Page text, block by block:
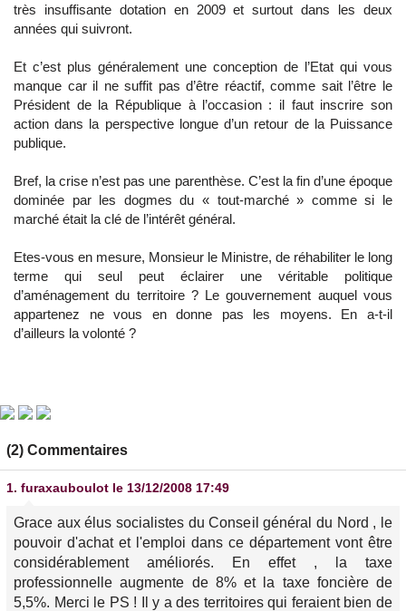
très insuffisante dotation en 2009 et surtout dans les deux
années qui suivront.
Et c’est plus généralement une conception de l’Etat qui vous
manque car il ne suffit pas d’être réactif, comme sait l’être le
Président de la République à l’occasion : il faut inscrire son
action dans la perspective longue d’un retour de la Puissance
publique.
Bref, la crise n’est pas une parenthèse. C’est la fin d’une époque
dominée par les dogmes du « tout-marché » comme si le
marché était la clé de l’intérêt général.
Etes-vous en mesure, Monsieur le Ministre, de réhabiliter le long
terme qui seul peut éclairer une véritable politique
d’aménagement du territoire ? Le gouvernement auquel vous
appartenez ne vous en donne pas les moyens. En a-t-il
d’ailleurs la volonté ?
(2) Commentaires
1. furaxauboulot le 13/12/2008 17:49
Grace aux élus socialistes du Conseil général du Nord , le
pouvoir d'achat et l'emploi dans ce département vont être
considérablement améliorés. En effet , la taxe
professionnelle augmente de 8% et la taxe foncière de
5,5%. Merci le PS ! Il y a des territoires qui feraient bien de